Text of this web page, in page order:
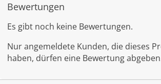
Bewertungen
Es gibt noch keine Bewertungen.
Nur angemeldete Kunden, die dieses
haben, dürfen eine Bewertung